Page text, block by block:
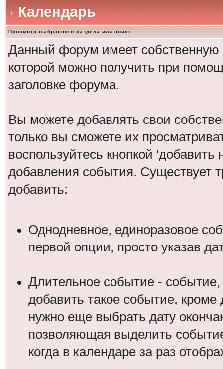
Календарь
Просмотр выбранного раздела или поиск
Данный форум имеет собственную
которой можно получить при
заголовке форума.
Вы можете добавлять свои
только вы сможете их
воспользуйтесь кнопкой
добавления события. Существует
добавить:
Однодневное, единоразовое
первой опции, просто указав
Длительное событие -
добавить такое событие,
нужно еще выбрать дату
позволяющая выделить
когда в календаре за раз